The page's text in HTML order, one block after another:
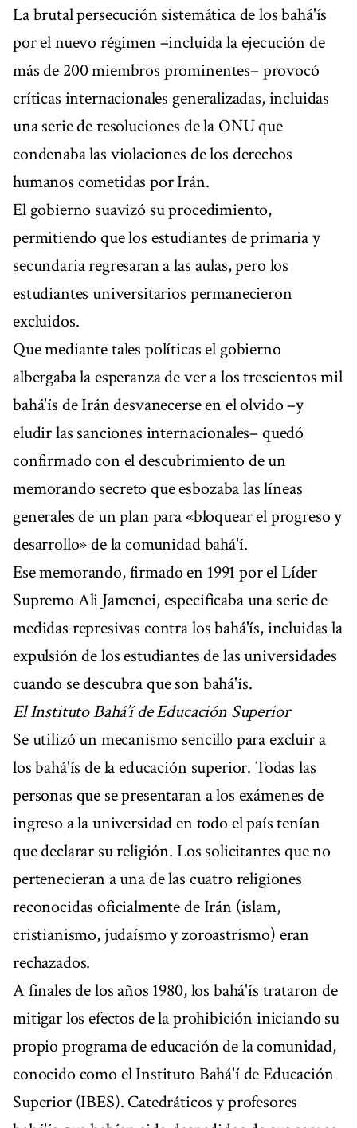
La brutal persecución sistemática de los bahá'ís
por el nuevo régimen –incluida la ejecución de
más de 200 miembros prominentes– provocó
críticas internacionales generalizadas, incluidas
una serie de resoluciones de la ONU que
condenaba las violaciones de los derechos
humanos cometidas por Irán.
El gobierno suavizó su procedimiento,
permitiendo que los estudiantes de primaria y
secundaria regresaran a las aulas, pero los
estudiantes universitarios permanecieron
excluidos.
Que mediante tales políticas el gobierno
albergaba la esperanza de ver a los trescientos mil
bahá'ís de Irán desvanecerse en el olvido –y
eludir las sanciones internacionales– quedó
confirmado con el descubrimiento de un
memorando secreto que esbozaba las líneas
generales de un plan para «bloquear el progreso y
desarrollo» de la comunidad bahá'í.
Ese memorando, firmado en 1991 por el Líder
Supremo Ali Jamenei, especificaba una serie de
medidas represivas contra los bahá'ís, incluidas la
expulsión de los estudiantes de las universidades
cuando se descubra que son bahá'ís.
El Instituto Bahá’í de Educación Superior
Se utilizó un mecanismo sencillo para excluir a
los bahá'ís de la educación superior. Todas las
personas que se presentaran a los exámenes de
ingreso a la universidad en todo el país tenían
que declarar su religión. Los solicitantes que no
pertenecieran a una de las cuatro religiones
reconocidas oficialmente de Irán (islam,
cristianismo, judaísmo y zoroastrismo) eran
rechazados.
A finales de los años 1980, los bahá'ís trataron de
mitigar los efectos de la prohibición iniciando su
propio programa de educación de la comunidad,
conocido como el Instituto Bahá'í de Educación
Superior (IBES). Catedráticos y profesores